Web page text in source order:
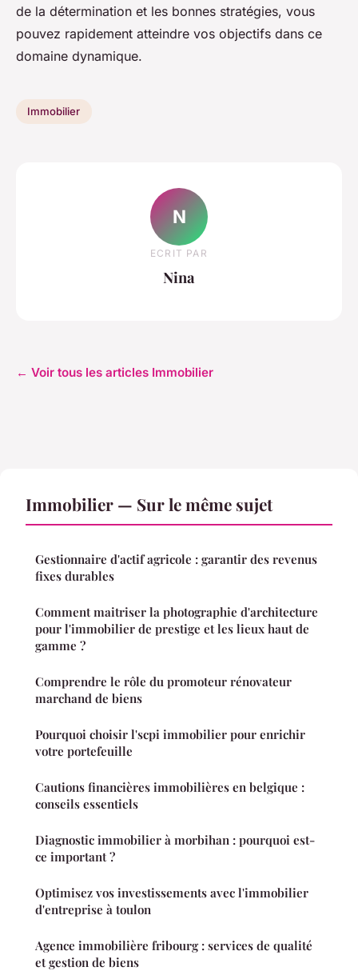
de la détermination et les bonnes stratégies, vous
pouvez rapidement atteindre vos objectifs dans ce
domaine dynamique.
Immobilier
N
ECRIT PAR
Nina
← Voir tous les articles Immobilier
Immobilier — Sur le même sujet
Gestionnaire d'actif agricole : garantir des revenus
fixes durables
Comment maitriser la photographie d'architecture
pour l'immobilier de prestige et les lieux haut de
gamme ?
Comprendre le rôle du promoteur rénovateur
marchand de biens
Pourquoi choisir l'scpi immobilier pour enrichir
votre portefeuille
Cautions financières immobilières en belgique :
conseils essentiels
Diagnostic immobilier à morbihan : pourquoi est-
ce important ?
Optimisez vos investissements avec l'immobilier
d'entreprise à toulon
Agence immobilière fribourg : services de qualité
et gestion de biens